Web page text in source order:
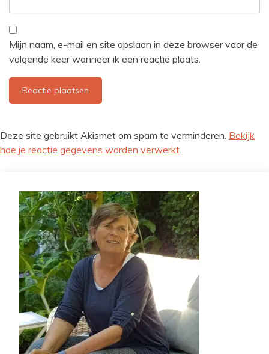
Mijn naam, e-mail en site opslaan in deze browser voor de
volgende keer wanneer ik een reactie plaats.
Deze site gebruikt Akismet om spam te verminderen. Bekijk
hoe je reactie gegevens worden verwerkt